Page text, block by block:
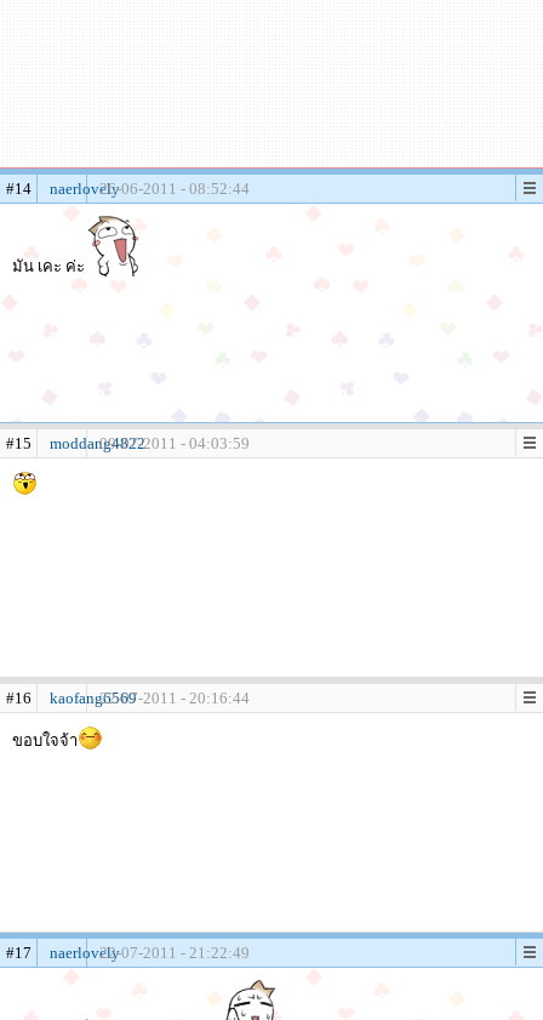
#14 naerlovely26-06-2011 - 08:52:44
มัน เคะ ค่ะ
#15 moddang482209-07-2011 - 04:03:59
#16 kaofang656922-07-2011 - 20:16:44
ขอบใจจ้า
#17 naerlovely22-07-2011 - 21:22:49